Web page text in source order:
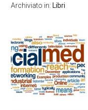
Archiviato in: Libri